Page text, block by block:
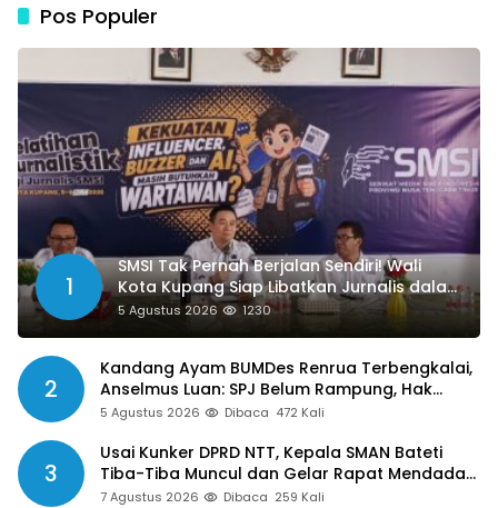
Pos Populer
1
SMSI Tak Pernah Berjalan Sendiri! Wali
Kota Kupang Siap Libatkan Jurnalis dalam
Publikasi Program Pemkot
5 Agustus 2026 1230
2
Kandang Ayam BUMDes Renrua Terbengkalai,
Anselmus Luan: SPJ Belum Rampung, Hak
Aparat Desa Sejak Januari Belum Dibayar
5 Agustus 2026 Dibaca 472 Kali
3
Usai Kunker DPRD NTT, Kepala SMAN Bateti
Tiba-Tiba Muncul dan Gelar Rapat Mendadak,
Guru Pertanyakan Hak 15 Persen yang Belum
7 Agustus 2026 Dibaca 259 Kali